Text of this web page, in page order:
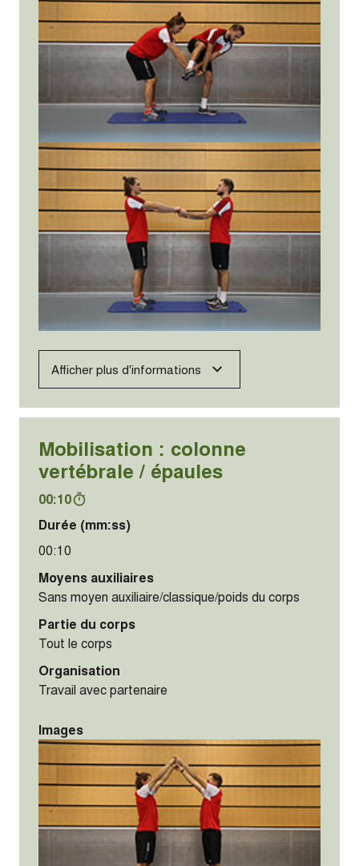
Afficher plus d'informations
Mobilisation : colonne
vertébrale / épaules
00:10
Durée (mm:ss)
00:10
Moyens auxiliaires
Sans moyen auxiliaire/classique/poids du corps
Partie du corps
Tout le corps
Organisation
Travail avec partenaire
Images